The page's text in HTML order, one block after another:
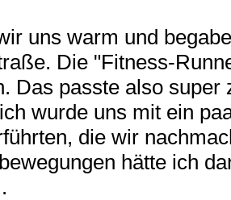
uns warm und
Die "Fitness-
Das passte also super
wurde uns mit ein
die wir
hätte ich